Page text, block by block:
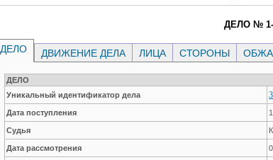
ДЕЛО № 1-
ДЕЛО ДВИЖЕНИЕ ДЕЛА ЛИЦА СТОРОНЫ
ДЕЛО
Уникальный идентификатор дела
Дата поступления
Судья
Дата рассмотрения